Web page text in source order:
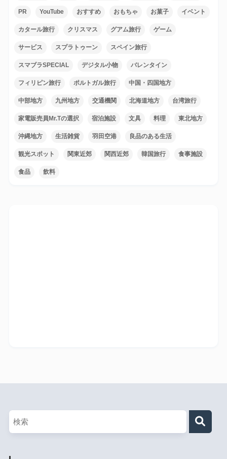
PR YouTube おすすめ おもちゃ お菓子 イベント
カタール旅行 クリスマス グアム旅行 ゲーム
サービス スプラトゥーン スペイン旅行
スマブラSPECIAL デジタル小物 バレンタイン
フィリピン旅行 ポルトガル旅行 中国・四国地方
中部地方 九州地方 交通機関 北海道地方 台湾旅行
家電販売員Mr.Tの選択 宿泊施設 文具 料理 東北地方
沖縄地方 生活雑貨 羽田空港 良品のある生活
観光スポット 関東近郊 関西近郊 韓国旅行 食事施設
食品 飲料